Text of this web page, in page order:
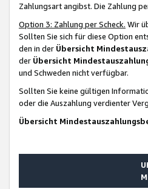
Zahlungsart angibst. Die Zahlung
Option 3: Zahlung per Scheck. Wir
Sollten Sie sich für diese Option
den in der Übersicht
der Übersicht
und Schweden nicht verfügbar.
Sollten Sie keine gültigen
oder die Auszahlung verdienter
Übersicht